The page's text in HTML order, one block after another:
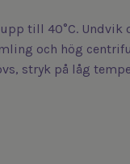
till 40°C. Undvik
och hög
stryk på låg